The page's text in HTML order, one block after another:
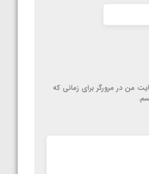
من در مرورگر برای زمانی که